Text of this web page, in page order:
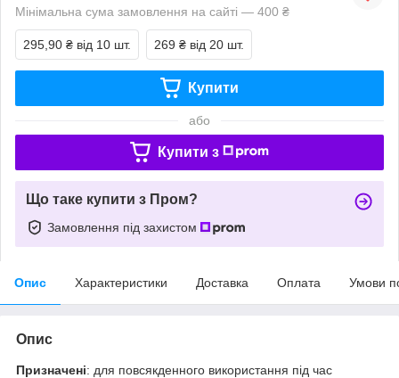
Мінімальна сума замовлення на сайті — 400 ₴
295,90 ₴ від 10 шт. 269 ₴ від 20 шт.
Купити
або
Купити з
Що таке купити з Пром?
Замовлення під захистом
Опис Характеристики Доставка Оплата Умови
Опис
Призначені: для повсякденного використання під час